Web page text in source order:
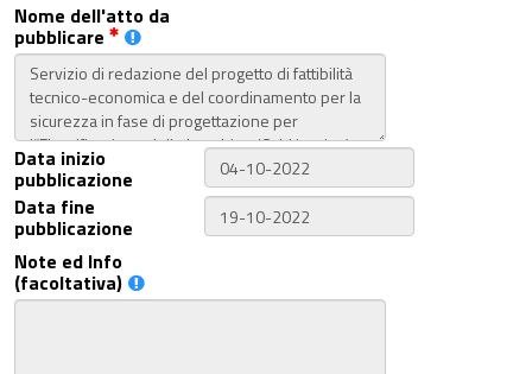
Nome dell'atto da
pubblicare
Data inizio
pubblicazione
Data fine
pubblicazione
Note ed Info
(facoltativa)